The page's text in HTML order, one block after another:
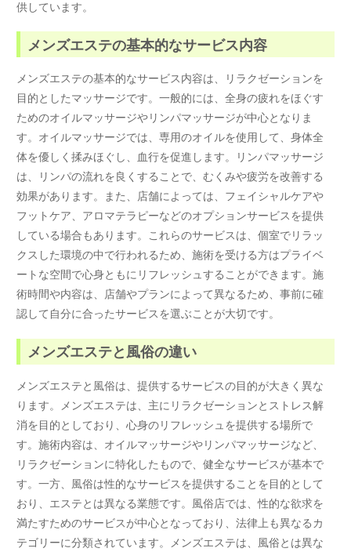
供しています。
メンズエステの基本的なサービス内容
メンズエステの基本的なサービス内容は、リラクゼーションを
目的としたマッサージです。一般的には、全身の疲れをほぐす
ためのオイルマッサージやリンパマッサージが中心となりま
す。オイルマッサージでは、専用のオイルを使用して、身体全
体を優しく揉みほぐし、血行を促進します。リンパマッサージ
は、リンパの流れを良くすることで、むくみや疲労を改善する
効果があります。また、店舗によっては、フェイシャルケアや
フットケア、アロマテラピーなどのオプションサービスを提供
している場合もあります。これらのサービスは、個室でリラッ
クスした環境の中で行われるため、施術を受ける方はプライベ
ートな空間で心身ともにリフレッシュすることができます。施
術時間や内容は、店舗やプランによって異なるため、事前に確
認して自分に合ったサービスを選ぶことが大切です。
メンズエステと風俗の違い
メンズエステと風俗は、提供するサービスの目的が大きく異な
ります。メンズエステは、主にリラクゼーションとストレス解
消を目的としており、心身のリフレッシュを提供する場所で
す。施術内容は、オイルマッサージやリンパマッサージなど、
リラクゼーションに特化したもので、健全なサービスが基本で
す。一方、風俗は性的なサービスを提供することを目的として
おり、エステとは異なる業態です。風俗店では、性的な欲求を
満たすためのサービスが中心となっており、法律上も異なるカ
テゴリーに分類されています。メンズエステは、風俗とは異な